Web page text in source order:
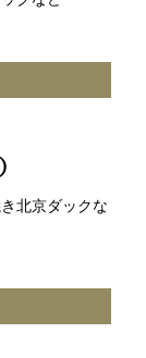
北京ダックな